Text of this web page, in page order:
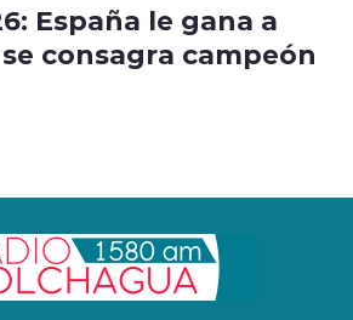
España le gana a
consagra campeón